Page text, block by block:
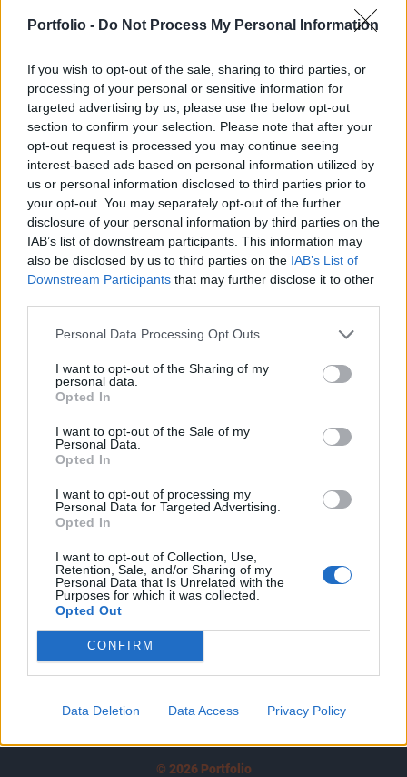
Portfolio - Do Not Process My Personal Information
If you wish to opt-out of the sale, sharing to third parties, or
processing of your personal or sensitive information for
targeted advertising by us, please use the below opt-out
section to confirm your selection. Please note that after your
opt-out request is processed you may continue seeing
interest-based ads based on personal information utilized by
us or personal information disclosed to third parties prior to
your opt-out. You may separately opt-out of the further
disclosure of your personal information by third parties on the
IAB’s list of downstream participants. This information may
also be disclosed by us to third parties on the IAB’s List of
Downstream Participants that may further disclose it to other
Personal Data Processing Opt Outs
I want to opt-out of the Sharing of my
personal data.
Opted In
I want to opt-out of the Sale of my
Personal Data.
Opted In
I want to opt-out of processing my
Personal Data for Targeted Advertising.
Opted In
I want to opt-out of Collection, Use,
Retention, Sale, and/or Sharing of my
Personal Data that Is Unrelated with the
Purposes for which it was collected.
Opted Out
CONFIRM
Data Deletion Data Access Privacy Policy
két busz összeszerelése éppen folyik, összesen
pedig hét vázszerkezet vár a sorára. Mint
nyilatkozott, hogy 50-60 buszt már legyártottak a
tavaly bemutatott új Ikarus típusból.
A lap értesülései szerint az új Ikarus típusból 80-at
gyártana le az Ikarusbus Kft, az alvállalkozókkal kötött
szerződésekből 31 jármű legyártása tűnik biztosnak,
ugyanakkor a beígért évi 200 darabos termelésnek nyoma
sincs és azt sem lehet tudni, hogy a legyártandó buszok
hol futnak majd. Mint ismeretes, a kérdés tőzsdei
vonatkozásokkal is rendelkezik, hiszen annak...
KEDVES OLVASÓNK!
A keresett cikk a portfolio.hu hírarchívumához
tartozik, melynek olvasása előfizetéses
Az előfizetés a következőket tartalmazza:
Portfolio.hu teljes cikkarchívum
Kötéslisták: BÉT elmúlt 2 év napon belüli
kötéslistái
Előfizetés
MÁR ELŐFIZETŐNK VAGY?BEJELENTKEZÉS
© 2026 Portfolio